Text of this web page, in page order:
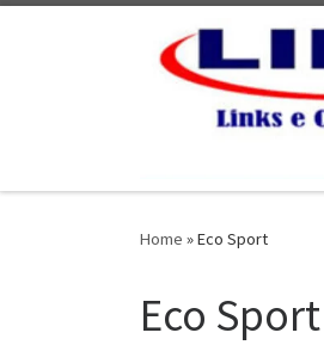
Home »Eco Sport
Eco Sport